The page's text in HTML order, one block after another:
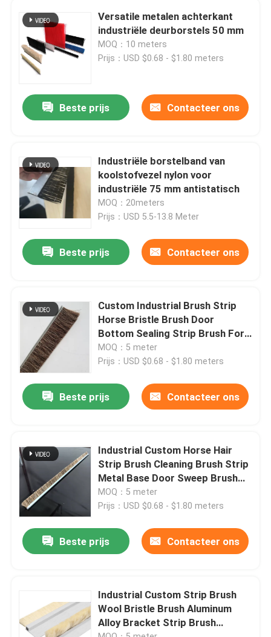
Producten
Over ons
Fabrieksreis
Contacteer ons
Vraag een offerte aan
Industriële borstelstrook
industriële cilindrische borstel
industriële rolborstel
Versatile metalen achterkant
industriële deurborstels 50 mm
MOQ：10 meters
Prijs：USD $0.68 - $1.80 meters
Beste prijs Contacteer ons
Industriële borstelband van
koolstofvezel nylon voor
industriële 75 mm antistatisch
MOQ：20meters
Prijs：USD 5.5-13.8 Meter
Beste prijs Contacteer ons
Custom Industrial Brush Strip
Horse Bristle Brush Door
Bottom Sealing Strip Brush For
Sealing/Cleaning/Dust Removal
MOQ：5 meter
Prijs：USD $0.68 - $1.80 meters
Beste prijs Contacteer ons
Industrial Custom Horse Hair
Strip Brush Cleaning Brush Strip
Metal Base Door Sweep Brush
Horse Hair Strip Brush
MOQ：5 meter
Prijs：USD $0.68 - $1.80 meters
Beste prijs Contacteer ons
Industrial Custom Strip Brush
Wool Bristle Brush Aluminum
Alloy Bracket Strip Brush